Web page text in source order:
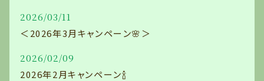
2026/03/11
＜2026年3月キャンペーン🌸＞
2026/02/09
2026年2月キャンペーン🍾